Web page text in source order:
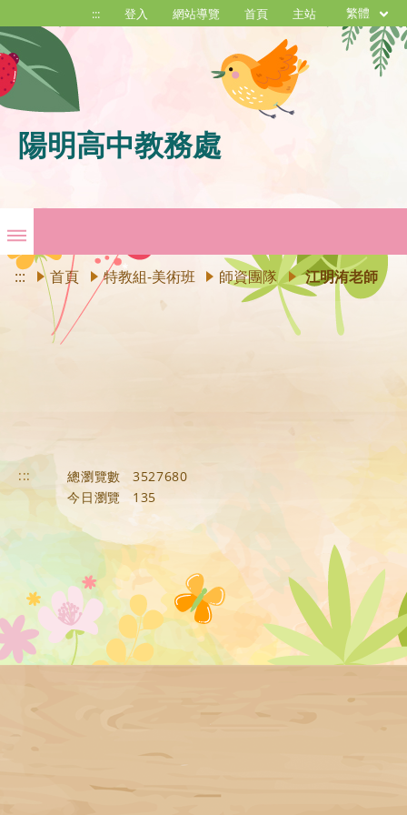
::: 登入 網站導覽 首頁 主站 繁體
陽明高中教務處
::: 首頁 特教組-美術班 師資團隊 江明洧老師
::: 總瀏覽數
3527680
今日瀏覽
135